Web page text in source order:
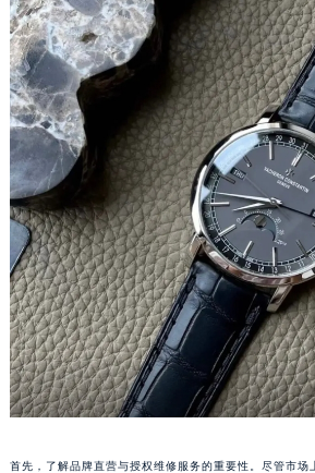
首先，了解品牌直营与授权维修服务的重要性。尽管市场